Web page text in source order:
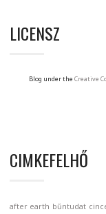
LICENSZ
Blog under the Creative
CIMKEFELHŐ
after earth bűntudat